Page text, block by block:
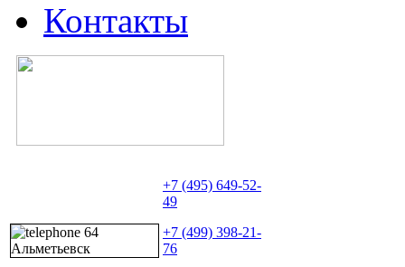
Контакты
+7 (495) 649-52-
49
+7 (499) 398-21-
76